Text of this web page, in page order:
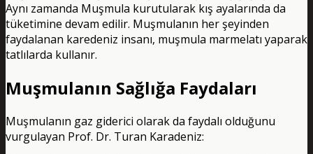
Aynı zamanda Muşmula kurutularak kış ayalarında da
tüketimine devam edilir. Muşmulanın her şeyinden
faydalanan karedeniz insanı, muşmula marmelatı yaparak
tatlılarda kullanır.
Muşmulanın Sağlığa Faydaları
Muşmulanın gaz giderici olarak da faydalı olduğunu
vurgulayan Prof. Dr. Turan Karadeniz: